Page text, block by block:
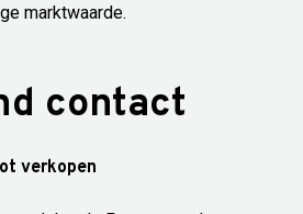
marktwaarde.
contact
verkopen